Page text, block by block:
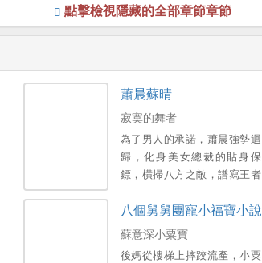
點擊檢視隱藏的全部章節章節
蕭晨蘇晴
寂寞的舞者
為了男人的承諾，蕭晨強勢迴
歸，化身美女總裁的貼身保
鏢，橫掃八方之敵，譜寫王者
死，縱橫世界，醒掌天下權；
泡美女，定乾坤，識美無數，
醉臥美人膝！。
八個舅舅團寵小福寶小說
蘇意深小粟寶
後媽從樓梯上摔跤流產，小粟